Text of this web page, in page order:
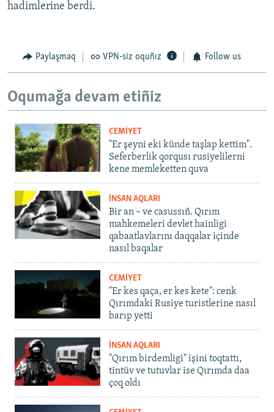
hadimlerine berdi.
Paylaşmaq VPN-siz oquñız Follow us
Oqumağa devam etiñiz
CEMİYET
"Er şeyni eki künde taşlap kettim".
Seferberlik qorqusı rusiyelilerni
kene memleketten quva
İNSAN AQLARI
Bir an – ve casussıñ. Qırım
mahkemeleri devlet hainligi
qabaatlavlarını daqqalar içinde
nasıl baqalar
CEMİYET
"Er kes qaça, er kes kete": cenk
Qırımdaki Rusiye turistlerine nasıl
barıp yetti
İNSAN AQLARI
"Qırım birdemligi" işini toqtattı,
tintüv ve tutuvlar ise Qırımda daa
çoq oldı